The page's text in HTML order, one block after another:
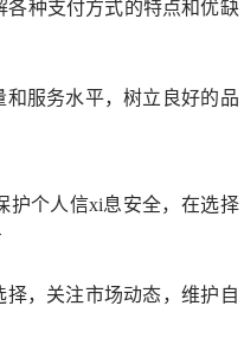
各种支付方式的特点和优缺
服务水平，树立良好的品
护个人信xi息安全，在选择
，关注市场动态，维护自